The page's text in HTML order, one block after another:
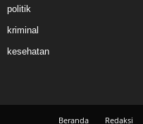
politik
kriminal
kesehatan
Beranda Redaksi